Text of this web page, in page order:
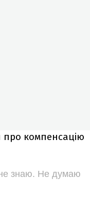
про компенсацію
знаю. Не думаю